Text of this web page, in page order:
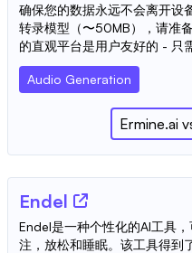
确保您的数据永远不会离开设
转录模型（〜50MB），请准
的直观平台是用户友好的 - 只
Audio Generation
Ermine.ai
Endel
Endel是一种个性化的AI工具
注，放松和睡眠。该工具得到